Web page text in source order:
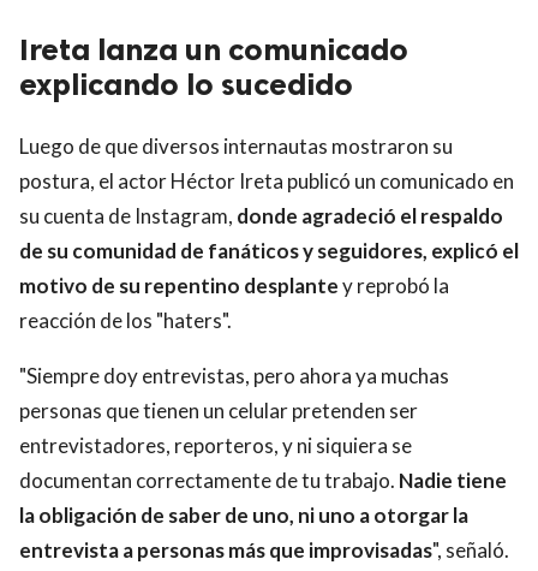
Ireta lanza un comunicado
explicando lo sucedido
Luego de que diversos internautas mostraron su
postura, el actor Héctor Ireta publicó un comunicado en
su cuenta de Instagram, donde agradeció el respaldo
de su comunidad de fanáticos y seguidores, explicó el
motivo de su repentino desplantey reprobó la
reacción de los "haters".
"Siempre doy entrevistas, pero ahora ya muchas
personas que tienen un celular pretenden ser
entrevistadores, reporteros, y ni siquiera se
documentan correctamente de tu trabajo. Nadie tiene
la obligación de saber de uno, ni uno a otorgar la
entrevista a personas más que improvisadas", señaló.